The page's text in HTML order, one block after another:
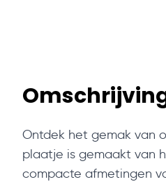
Ontdek het gemak van
plaatje is gemaakt van
compacte afmetingen